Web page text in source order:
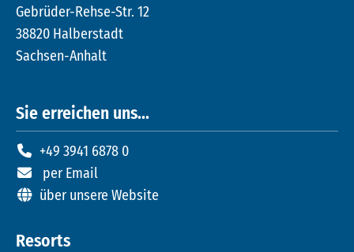
Gebrüder-Rehse-Str. 12
38820 Halberstadt
Sachsen-Anhalt
Sie erreichen uns...
+49 3941 6878 0
per Email
über unsere Website
Resorts